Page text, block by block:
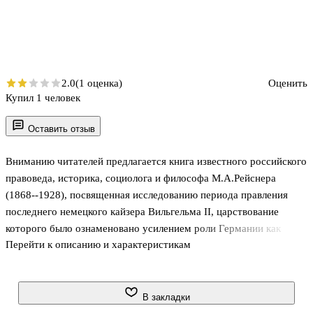
Оставить отзыв
Вниманию читателей предлагается книга известного российского
правоведа, историка, социолога и философа М.А.Рейснера
(1868--1928), посвященная исследованию периода правления
последнего немецкого кайзера Вильгельма II, царствование
которого было ознаменовано усилением роли Германии как
мировой промышленной, военной и колониальной державы и
XX века, особенности воспитания и образования, общественные
Перейти к описанию и характеристикам
2.0(1 оценка)
Оценить
Купил 1 человек
В закладки